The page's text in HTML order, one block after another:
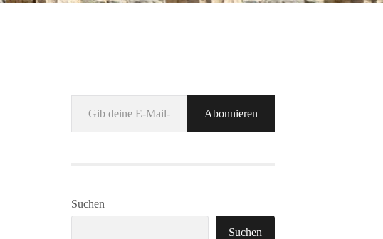
Gib deine E-Mail-Adresse ein ...
Abonnieren
Suchen
Suchen